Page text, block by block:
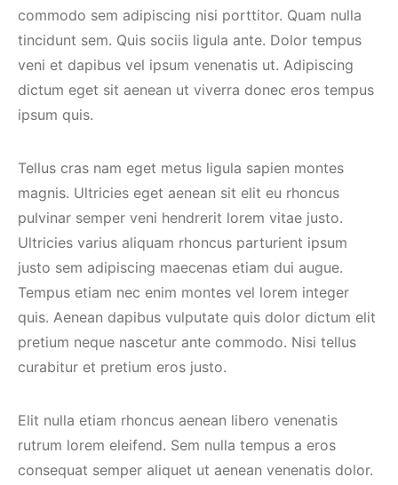
commodo sem adipiscing nisi porttitor. Quam nulla
tincidunt sem. Quis sociis ligula ante. Dolor tempus
veni et dapibus vel ipsum venenatis ut. Adipiscing
dictum eget sit aenean ut viverra donec eros tempus
ipsum quis.
Tellus cras nam eget metus ligula sapien montes
magnis. Ultricies eget aenean sit elit eu rhoncus
pulvinar semper veni hendrerit lorem vitae justo.
Ultricies varius aliquam rhoncus parturient ipsum
justo sem adipiscing maecenas etiam dui augue.
Tempus etiam nec enim montes vel lorem integer
quis. Aenean dapibus vulputate quis dolor dictum elit
pretium neque nascetur ante commodo. Nisi tellus
curabitur et pretium eros justo.
Elit nulla etiam rhoncus aenean libero venenatis
rutrum lorem eleifend. Sem nulla tempus a eros
consequat semper aliquet ut aenean venenatis dolor.